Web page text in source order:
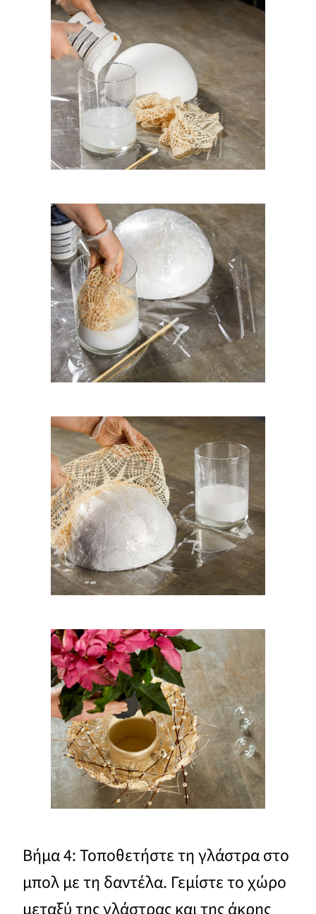
Βήμα 4: Τοποθετήστε τη γλάστρα στο
μπολ με τη δαντέλα. Γεμίστε το χώρο